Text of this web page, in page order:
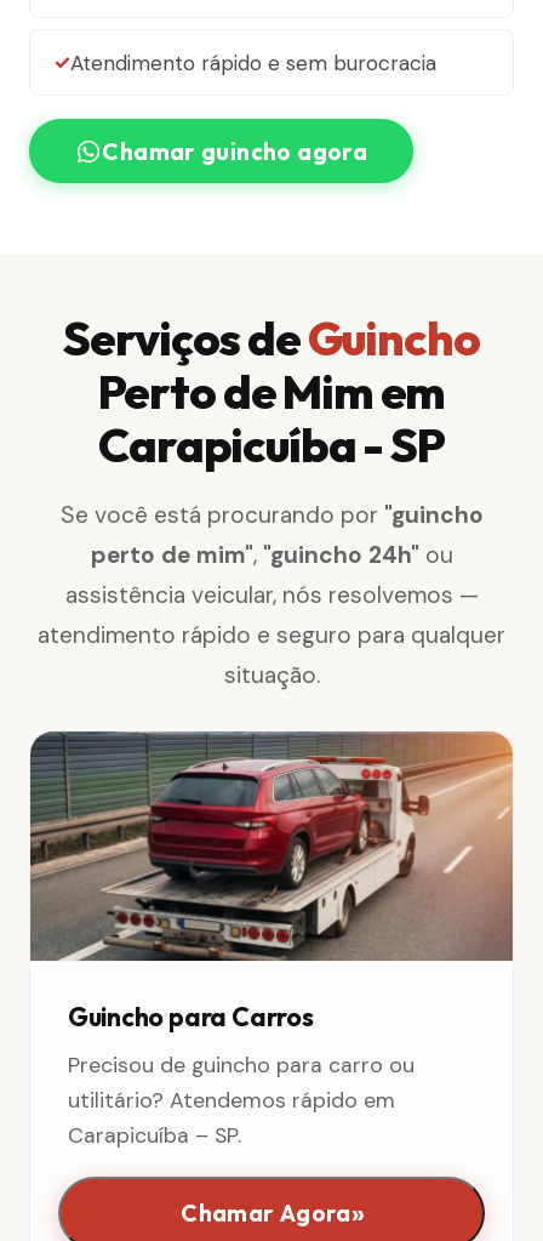
Atendimento rápido e sem burocracia
Chamar guincho agora
Serviços deGuincho
Perto de Mim em
Carapicuíba - SP
Se você está procurando por "guincho
perto de mim", "guincho 24h" ou
assistência veicular, nós resolvemos —
atendimento rápido e seguro para qualquer
situação.
Guincho para Carros
Precisou de guincho para carro ou
utilitário? Atendemos rápido em
Carapicuíba – SP.
Chamar Agora»